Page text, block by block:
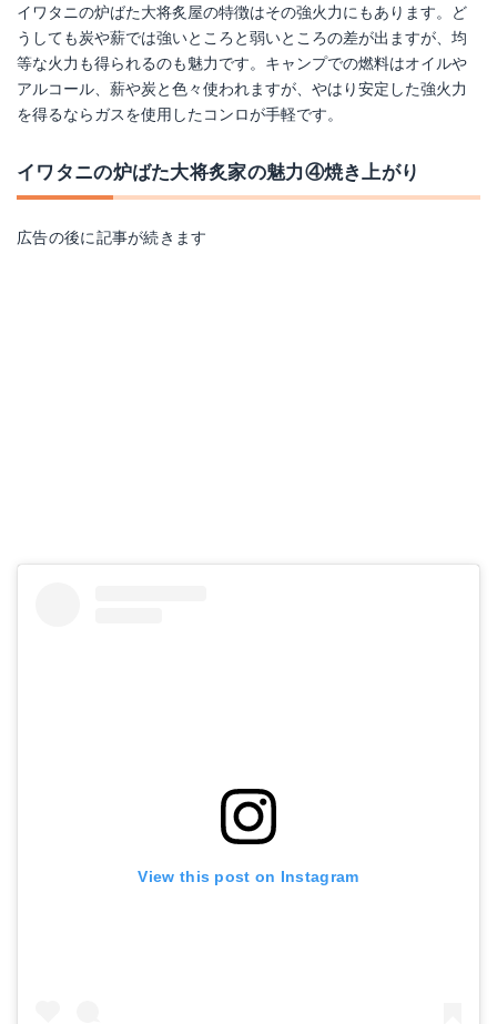
イワタニの炉ばた大将炙屋の特徴はその強火力にもあります。ど
うしても炭や薪では強いところと弱いところの差が出ますが、均
等な火力も得られるのも魅力です。キャンプでの燃料はオイルや
アルコール、薪や炭と色々使われますが、やはり安定した強火力
を得るならガスを使用したコンロが手軽です。
イワタニの炉ばた大将炙家の魅力④焼き上がり
広告の後に記事が続きます
View this post on Instagram